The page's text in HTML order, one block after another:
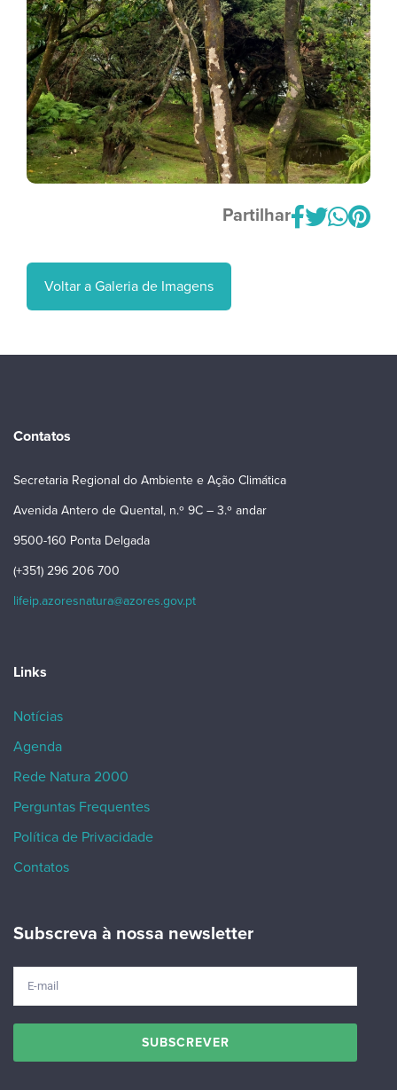
Partilhar
Voltar a Galeria de Imagens
Contatos
Secretaria Regional do Ambiente e Ação Climática
Avenida Antero de Quental, n.º 9C – 3.º andar
9500-160 Ponta Delgada
(+351) 296 206 700
lifeip.azoresnatura@azores.gov.pt
Links
Notícias
Agenda
Rede Natura 2000
Perguntas Frequentes
Política de Privacidade
Contatos
Subscreva à nossa newsletter